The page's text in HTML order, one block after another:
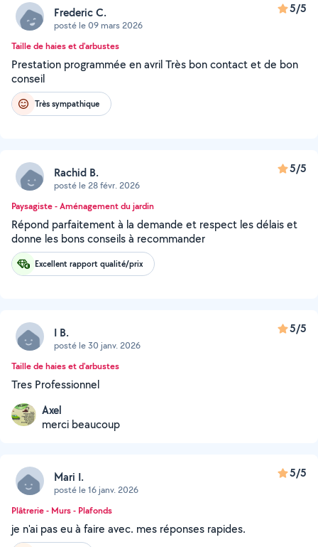
Frederic C.
posté le 09 mars 2026
5/5
Taille de haies et d'arbustes
Prestation programmée en avril Très bon contact et de bon
conseil
Très sympathique
Rachid B.
posté le 28 févr. 2026
5/5
Paysagiste - Aménagement du jardin
Répond parfaitement à la demande et respect les délais et
donne les bons conseils à recommander
Excellent rapport qualité/prix
I B.
posté le 30 janv. 2026
5/5
Taille de haies et d'arbustes
Tres Professionnel
Axel
merci beaucoup
Mari I.
posté le 16 janv. 2026
5/5
Plâtrerie - Murs - Plafonds
je n'ai pas eu à faire avec. mes réponses rapides.